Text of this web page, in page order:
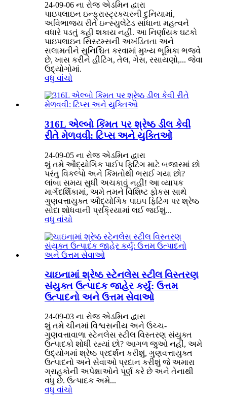
24-09-06 ના રોજ એડમિન દ્વારા
પાઇપલાઇન ઇન્ફ્રાસ્ટ્રક્ચરની દુનિયામાં,
અવિભાજ્ય રીતે ઇન્સ્યુલેટેડ સાંધાના મહત્વને
વધારે પડતું કહી શકાય નહીં. આ નિર્ણાયક ઘટકો
પાઇપલાઇન સિસ્ટમ્સની અખંડિતતા અને
સલામતીને સુનિશ્ચિત કરવામાં મુખ્ય ભૂમિકા ભજવે
છે, ખાસ કરીને હીટિંગ, તેલ, ગેસ, રસાયણો,... જેવા
ઉદ્યોગોમાં.
વધુ વાંચો
316L એલ્બો કિંમત પર શ્રેષ્ઠ ડીલ કેવી
રીતે મેળવવી: ટિપ્સ અને યુક્તિઓ
24-09-05 ના રોજ એડમિન દ્વારા
શું તમે ઔદ્યોગિક પાઈપ ફિટિંગ માટે બજારમાં છો
પરંતુ વિકલ્પો અને કિંમતોથી ભરાઈ ગયા છો?
લાંબા સમય સુધી અચકાવું નહીં! આ વ્યાપક
માર્ગદર્શિકામાં, અમે તમને વિશિષ્ટ ફોકસ સાથે
ગુણવત્તાયુક્ત ઔદ્યોગિક પાઇપ ફિટિંગ પર શ્રેષ્ઠ
સોદા શોધવાની પ્રક્રિયામાં લઈ જઈશું...
વધુ વાંચો
ચાઇનામાં શ્રેષ્ઠ સ્ટેનલેસ સ્ટીલ વિસ્તરણ
સંયુક્ત ઉત્પાદક જાહેર કર્યું: ઉત્તમ
ઉત્પાદનો અને ઉત્તમ સેવાઓ
24-09-03 ના રોજ એડમિન દ્વારા
શું તમે ચીનમાં વિશ્વસનીય અને ઉચ્ચ-
ગુણવત્તાવાળા સ્ટેનલેસ સ્ટીલ વિસ્તરણ સંયુક્ત
ઉત્પાદકો શોધી રહ્યાં છો? આગળ જુઓ નહીં, અમે
ઉદ્યોગમાં શ્રેષ્ઠ પ્રદર્શન કરીશું, ગુણવત્તાયુક્ત
ઉત્પાદનો અને સેવાઓ પ્રદાન કરીશું જે અમારા
ગ્રાહકોની અપેક્ષાઓને પૂર્ણ કરે છે અને તેનાથી
વધુ છે. ઉત્પાદક અમે...
વધુ વાંચો